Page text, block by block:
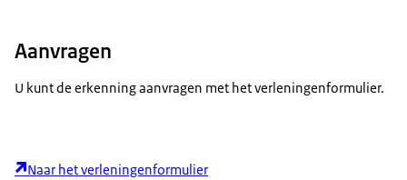
Aanvragen
U kunt de erkenning aanvragen met het verleningenformulier.
Naar het verleningenformulier